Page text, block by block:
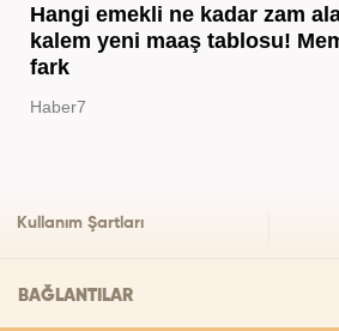
Hangi emekli ne kadar zam
kalem yeni maaş tablosu!
fark
Haber7
Kullanım Şartları
BAĞLANTILAR